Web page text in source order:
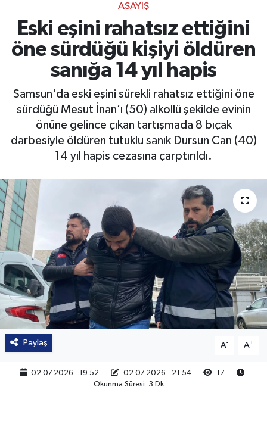
ASAYIŞ
Eski eşini rahatsız ettiğini
öne sürdüğü kişiyi öldüren
sanığa 14 yıl hapis
Samsun'da eski eşini sürekli rahatsız ettiğini öne
sürdüğü Mesut İnan’ı (50) alkollü şekilde evinin
önüne gelince çıkan tartışmada 8 bıçak
darbesiyle öldüren tutuklu sanık Dursun Can (40)
14 yıl hapis cezasına çarptırıldı.
Paylaş A- A+
02.07.2026 - 19:52 02.07.2026 - 21:54
17
Okunma Süresi: 3 Dk